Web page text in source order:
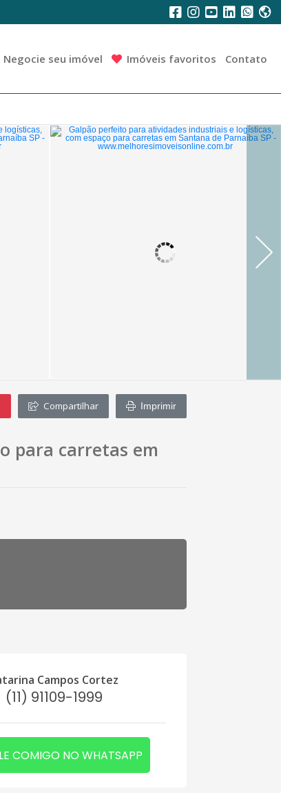
Negocie seu imóvel Imóveis favoritos Contato
Compartilhar Imprimir
para carretas em
Campos Cortez
(11) 91109-1999
COMIGO NO WHATSAPP